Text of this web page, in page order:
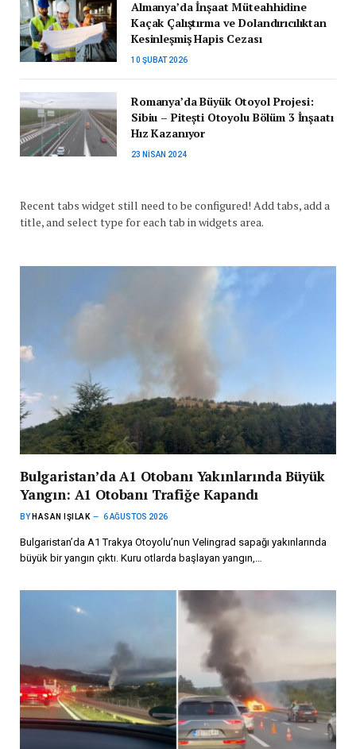
Almanya’da İnşaat Müteahhidine
Kaçak Çalıştırma ve Dolandırıcılıktan
Kesinleşmiş Hapis Cezası
10 ŞUBAT 2026
Romanya’da Büyük Otoyol Projesi:
Sibiu – Pitești Otoyolu Bölüm 3 İnşaatı
Hız Kazanıyor
23 NISAN 2024
Recent tabs widget still need to be configured! Add tabs, add a
title, and select type for each tab in widgets area.
Bulgaristan’da A1 Otobanı Yakınlarında Büyük
Yangın: A1 Otobanı Trafiğe Kapandı
BY HASAN IŞILAK 6 AĞUSTOS 2026
Bulgaristan’da A1 Trakya Otoyolu’nun Velingrad sapağı yakınlarında
büyük bir yangın çıktı. Kuru otlarda başlayan yangın,…